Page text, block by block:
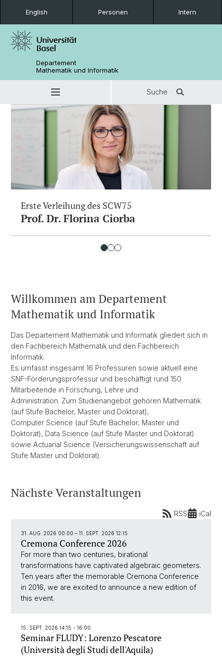
English Personen Intern
Departement
Mathematik und Informatik
Suche
Erste Verleihung des SCW75
Prof. Dr. Florina Ciorba
Willkommen am Departement
Mathematik und Informatik
Das Departement Mathematik und Informatik gliedert sich in
den Fachbereich Mathematik und den Fachbereich
Informatik.
Es umfasst insgesamt 16 Professuren sowie aktuell eine
SNF-Förderungsprofessur und beschäftigt rund 150
Mitarbeitende in Forschung, Lehre und
Administration. Zum Studienangebot gehören Mathematik
(auf Stufe Bachelor, Master und Doktorat),
Computer Science (auf Stufe Bachelor, Master und
Doktorat), Data Science (auf Stufe Master und Doktorat)
sowie Actuarial Science (Versicherungswissenschaft auf
Stufe Master und Doktorat).
Nächste Veranstaltungen
RSS iCal
31. AUG. 2026 00:00 – 11. SEPT. 2026 12:15
Cremona Conference 2026
For more than two centuries, birational
transformations have captivated algebraic geometers.
Ten years after the memorable Cremona Conference
in 2016, we are excited to announce a new edition of
this event.
15. SEPT. 2026 14:15 - 16:00
Seminar FLUDY: Lorenzo Pescatore
(Università degli Studi dell'Aquila)